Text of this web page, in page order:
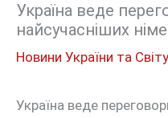
Україна веде
найсучасніших
Новини України та Світу
Україна веде